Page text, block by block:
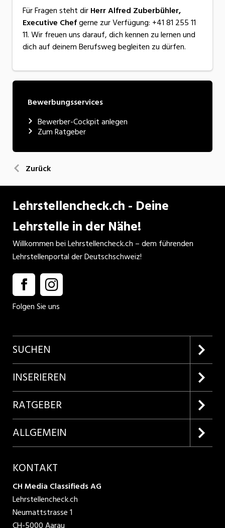
Für Fragen steht dirHerr Alfred Zuberbühler,
Executive Chefgerne zur Verfügung: +41 81 255 11
11. Wir freuen uns darauf, dich kennen zu lernen und
dich auf deinem Berufsweg begleiten zu dürfen.
Bewerbungsservices
Bewerber-Cockpit anlegen
Zum Ratgeber
Zurück
Lehrstellencheck.ch - Deine
Lehrstelle in der Nähe!
Willkommen bei Lehrstellencheck.ch – dem führenden
Lehrstellenportal der Deutschschweiz!
Folgen Sie uns
SUCHEN
Firmenprofile entdecken
Lehrstellen suchen
INSERIEREN
Kundenlogin
Inserieren
Produkte
RATGEBER
Lehrberufe entdecken
ALLGEMEIN
AGB
Datenschutzbestimmungen
KONTAKT
CH Media Classifieds AG
Lehrstellencheck.ch
Neumattstrasse 1